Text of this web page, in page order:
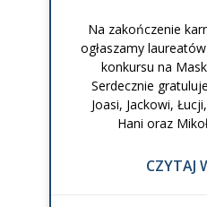
Na zakończenie
ogłaszamy
konkursu na
Serdecznie
Joasi, Jackowi,
Hani oraz
CZYTAJ